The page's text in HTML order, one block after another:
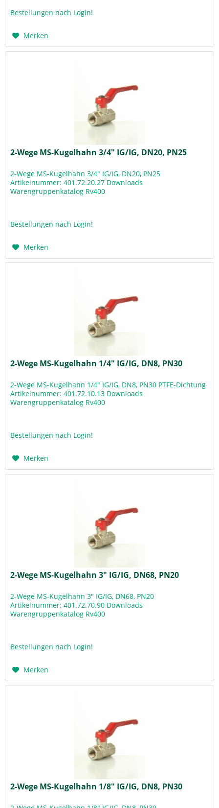
Bestellungen nach Login!
Merken
2-Wege MS-Kugelhahn 3/4" IG/IG, DN20, PN25
2-Wege MS-Kugelhahn 3/4" IG/IG, DN20, PN25
Artikelnummer: 401.72.20.27 Downloads
Warengruppenkatalog Rv400
Bestellungen nach Login!
Merken
2-Wege MS-Kugelhahn 1/4" IG/IG, DN8, PN30
2-Wege MS-Kugelhahn 1/4" IG/IG, DN8, PN30 PTFE-Dichtung
Artikelnummer: 401.72.10.13 Downloads
Warengruppenkatalog Rv400
Bestellungen nach Login!
Merken
2-Wege MS-Kugelhahn 3" IG/IG, DN68, PN20
2-Wege MS-Kugelhahn 3" IG/IG, DN68, PN20
Artikelnummer: 401.72.70.90 Downloads
Warengruppenkatalog Rv400
Bestellungen nach Login!
Merken
2-Wege MS-Kugelhahn 1/8" IG/IG, DN8, PN30